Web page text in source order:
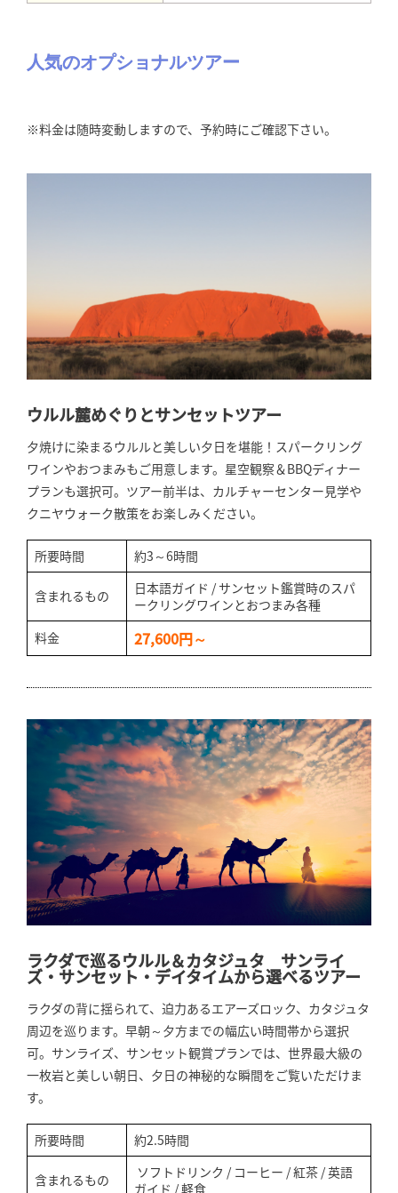
人気のオプショナルツアー
※料金は随時変動しますので、予約時にご確認下さい。
ウルル麓めぐりとサンセットツアー
夕焼けに染まるウルルと美しい夕日を堪能！スパークリング
ワインやおつまみもご用意します。星空観察＆BBQディナー
プランも選択可。ツアー前半は、カルチャーセンター見学や
クニヤウォーク散策をお楽しみください。
所要時間 約3～6時間
含まれるもの
日本語ガイド / サンセット鑑賞時のスパ
ークリングワインとおつまみ各種
料金
27,600円～
ラクダで巡るウルル＆カタジュタ サンライ
ズ・サンセット・デイタイムから選べるツアー
ラクダの背に揺られて、迫力あるエアーズロック、カタジュタ
周辺を巡ります。早朝～夕方までの幅広い時間帯から選択
可。サンライズ、サンセット観賞プランでは、世界最大級の
一枚岩と美しい朝日、夕日の神秘的な瞬間をご覧いただけま
す。
所要時間 約2.5時間
含まれるもの
ソフトドリンク / コーヒー / 紅茶 / 英語
ガイド / 軽食